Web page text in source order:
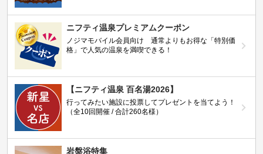
ニフティ温泉プレミアムクーポン
ノジマモバイル会員向け 通常よりもお得な「特別価
格」で人気の温泉を満喫できる！
【ニフティ温泉 百名湯2026】
行ってみたい施設に投票してプレゼントを当てよう！
（全10回開催 / 合計260名様）
岩盤浴特集